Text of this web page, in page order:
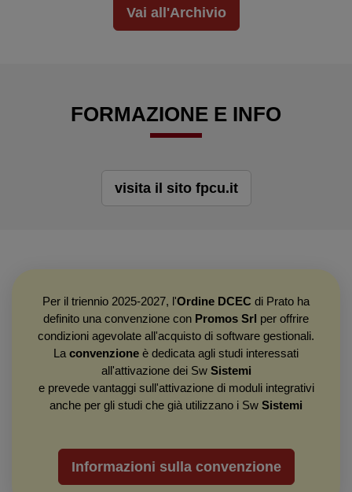
Vai all'Archivio
FORMAZIONE E INFO
visita il sito fpcu.it
Per il triennio 2025-2027, l'Ordine DCEC di Prato ha
definito una convenzione con Promos Srl per offrire
condizioni agevolate all'acquisto di software gestionali.
Laconvenzione è dedicata agli studi interessati
all'attivazione dei Sw Sistemi
e prevede vantaggi sull'attivazione di moduli integrativi
anche per gli studi che già utilizzano i Sw Sistemi
Informazioni sulla convenzione